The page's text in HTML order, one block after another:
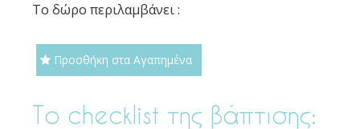
Το δώρο περιλαμβάνει :
Προσθήκη στα Αγαπημένα
Το checklist της βάπτισης: